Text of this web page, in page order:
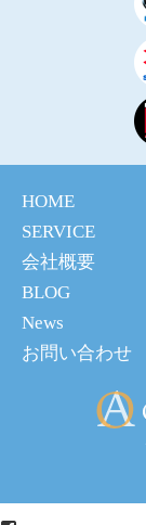
HOME
SERVICE
会社概要
BLOG
News
お問い合わせ